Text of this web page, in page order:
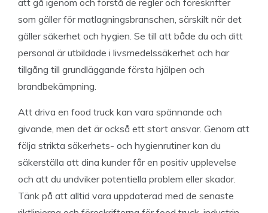
att gå igenom och förstå de regler och föreskrifter
som gäller för matlagningsbranschen, särskilt när det
gäller säkerhet och hygien. Se till att både du och ditt
personal är utbildade i livsmedelssäkerhet och har
tillgång till grundläggande första hjälpen och
brandbekämpning.
Att driva en food truck kan vara spännande och
givande, men det är också ett stort ansvar. Genom att
följa strikta säkerhets- och hygienrutiner kan du
säkerställa att dina kunder får en positiv upplevelse
och att du undviker potentiella problem eller skador.
Tänk på att alltid vara uppdaterad med de senaste